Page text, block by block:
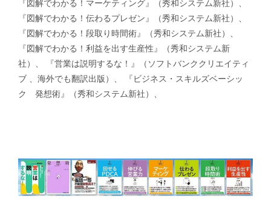
『図解でわかる！マーケティング』（秀和システム新社）、
『図解でわかる！伝わるプレゼン』（秀和システム新社）、
『図解でわかる！段取り時間術』（秀和システム新社）、
『図解でわかる！利益を出す生産性』（秀和システム新
社）、 『営業は説明するな！』（ソフトバンククリエイティ
ブ 、海外でも翻訳出版）、 『ビジネス・スキルズベーシッ
ク 発想術』（秀和システム新社）、